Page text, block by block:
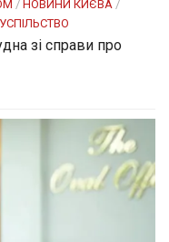
/ НОВИНИ КИЄВА /
зі справи про